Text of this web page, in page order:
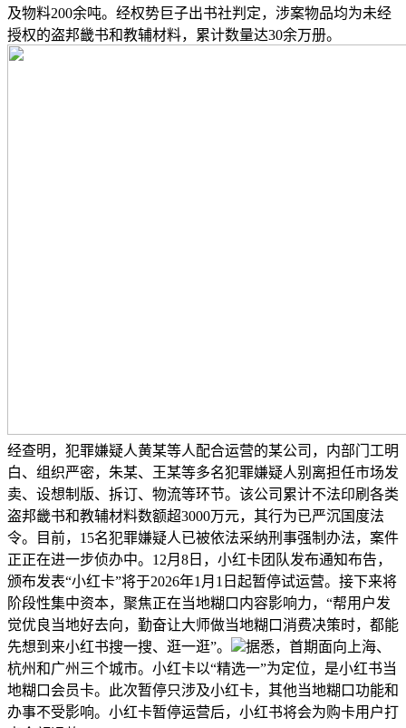
及物料200余吨。经权势巨子出书社判定，涉案物品均为未经
授权的盗邦畿书和教辅材料，累计数量达30余万册。
经查明，犯罪嫌疑人黄某等人配合运营的某公司，内部门工明
白、组织严密，朱某、王某等多名犯罪嫌疑人别离担任市场发
卖、设想制版、拆订、物流等环节。该公司累计不法印刷各类
盗邦畿书和教辅材料数额超3000万元，其行为已严沉国度法
令。目前，15名犯罪嫌疑人已被依法采纳刑事强制办法，案件
正正在进一步侦办中。12月8日，小红卡团队发布通知布告，
颁布发表“小红卡”将于2026年1月1日起暂停试运营。接下来将
阶段性集中资本，聚焦正在当地糊口内容影响力，“帮用户发
觉优良当地好去向，勤奋让大师做当地糊口消费决策时，都能
先想到来小红书搜一搜、逛一逛”。
据悉，首期面向上海、
杭州和广州三个城市。小红卡以“精选一”为定位，是小红书当
地糊口会员卡。此次暂停只涉及小红卡，其他当地糊口功能和
办事不受影响。小红卡暂停运营后，小红书将会为购卡用户打